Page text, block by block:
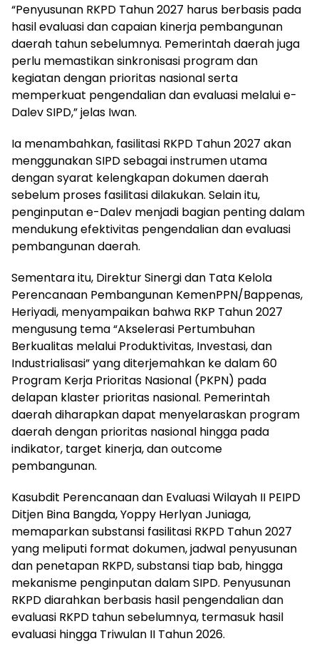
“Penyusunan RKPD Tahun 2027 harus berbasis pada
hasil evaluasi dan capaian kinerja pembangunan
daerah tahun sebelumnya. Pemerintah daerah juga
perlu memastikan sinkronisasi program dan
kegiatan dengan prioritas nasional serta
memperkuat pengendalian dan evaluasi melalui e-
Dalev SIPD,” jelas Iwan.
Ia menambahkan, fasilitasi RKPD Tahun 2027 akan
menggunakan SIPD sebagai instrumen utama
dengan syarat kelengkapan dokumen daerah
sebelum proses fasilitasi dilakukan. Selain itu,
penginputan e-Dalev menjadi bagian penting dalam
mendukung efektivitas pengendalian dan evaluasi
pembangunan daerah.
Sementara itu, Direktur Sinergi dan Tata Kelola
Perencanaan Pembangunan KemenPPN/Bappenas,
Heriyadi, menyampaikan bahwa RKP Tahun 2027
mengusung tema “Akselerasi Pertumbuhan
Berkualitas melalui Produktivitas, Investasi, dan
Industrialisasi” yang diterjemahkan ke dalam 60
Program Kerja Prioritas Nasional (PKPN) pada
delapan klaster prioritas nasional. Pemerintah
daerah diharapkan dapat menyelaraskan program
daerah dengan prioritas nasional hingga pada
indikator, target kinerja, dan outcome
pembangunan.
Kasubdit Perencanaan dan Evaluasi Wilayah II PEIPD
Ditjen Bina Bangda, Yoppy Herlyan Juniaga,
memaparkan substansi fasilitasi RKPD Tahun 2027
yang meliputi format dokumen, jadwal penyusunan
dan penetapan RKPD, substansi tiap bab, hingga
mekanisme penginputan dalam SIPD. Penyusunan
RKPD diarahkan berbasis hasil pengendalian dan
evaluasi RKPD tahun sebelumnya, termasuk hasil
evaluasi hingga Triwulan II Tahun 2026.